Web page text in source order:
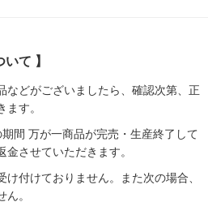
て 】
などがございましたら、確認次第、正
す。
間 万が一商品が完売・生産終了して
させていただきます。
付けておりません。また次の場合、
。